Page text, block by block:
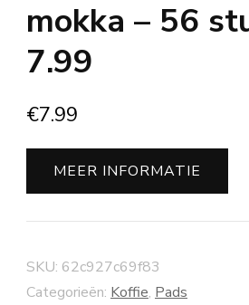
mokka – 56
7.99
€7.99
MEER INFORMATIE
SKU: 62c927c69f83
Categorieën: Koffie, Pads